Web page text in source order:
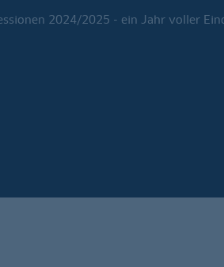
2024/2025 - ein Jahr voller